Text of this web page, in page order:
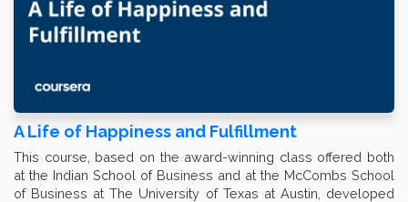
A Life of Happiness and Fulfillment
This course, based on the award-winning class offered both
at the Indian School of Business and at the McCombs School
of Business at The University of Texas at Austin, developed